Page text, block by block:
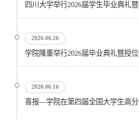
四川大学举行2026届学生毕业典礼
2026.06.26
学院隆重举行2026届毕业典礼暨授
2026.06.16